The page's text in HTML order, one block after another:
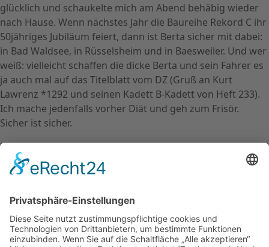
glücklich und schaukelte mich am Abend behäbig wieder
nach Hause. Wenn nächstes Jahr die Baureihe Rekord C ihr
50jähriges Jubiläum feiert, dann ist Berta sicher mit dabei:
in Bad Waldsee, in Rüsselsheim und in Baesweiler. Und wer
weiß: vielleicht schaffen die dicke Berta und sein Fahrer es
ja auch mal auf das Titelblatt vom DZ (Gruß an Kurt
Lawrenz *1292 und seinen Kadett B-Kadett von Heft 233).
Ich mache jedenfalls vorher Diät und geh zum Frisör.
Sicher ist sicher.
←Zurück
Kontakt
Impressum
Mitgliederbereich
Facebook
Instagram
Umsetzung:DOUBLE-A-DESIGN